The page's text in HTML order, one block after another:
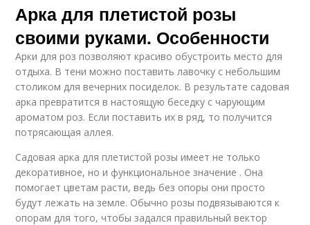
Арка для плетистой розы
своими руками. Особенности
Арки для роз позволяют красиво обустроить место для
отдыха. В тени можно поставить лавочку с небольшим
столиком для вечерних посиделок. В результате садовая
арка превратится в настоящую беседку с чарующим
ароматом роз. Если поставить их в ряд, то получится
потрясающая аллея.
Садовая арка для плетистой розы имеет не только
декоративное, но и функциональное значение . Она
помогает цветам расти, ведь без опоры они просто
будут лежать на земле. Обычно розы подвязываются к
опорам для того, чтобы задался правильный вектор